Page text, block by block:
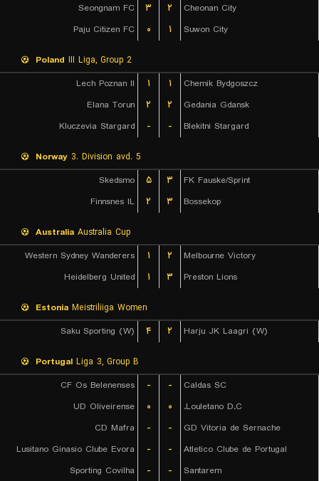
Seongnam FC
۳ ۲
Cheonan City
Paju Citizen FC
۰ ۱ Suwon City
Poland III Liga, Group 2
Lech Poznan II
۱ ۱
Chemik Bydgoszcz
Elana Torun
۲ ۲
Gedania Gdansk
Kluczevia Stargard
- - Blekitni Stargard
Norway 3. Division avd. 5
Skedsmo
۵ ۳
FK Fauske/Sprint
Finnsnes IL
۲ ۳ Bossekop
Australia Australia Cup
Western Sydney Wanderers
۱ ۲
Melbourne Victory
Heidelberg United
۱ ۳ Preston Lions
Estonia Meistriliiga Women
Saku Sporting (W)
۴ ۲ Harju JK Laagri (W)
Portugal Liga 3, Group B
CF Os Belenenses
- -
Caldas SC
UD Oliveirense
۰ ۰
Louletano D.C.
CD Mafra
- -
GD Vitoria de Sernache
Lusitano Ginasio Clube Evora
- -
Atletico Clube de Portugal
Sporting Covilha
- - Santarem